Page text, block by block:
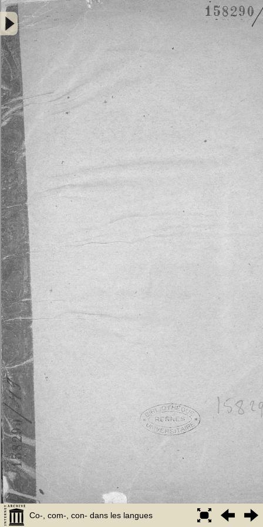
Co-, com-, con- dans les langues